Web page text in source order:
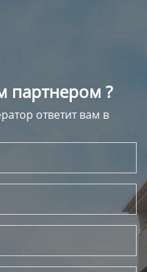
партнером ?
ответит вам в